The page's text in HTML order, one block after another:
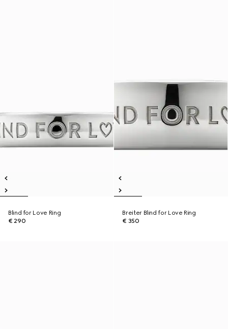
Blind for Love Ring
€ 290
Breiter Blind for Love Ring
€ 350